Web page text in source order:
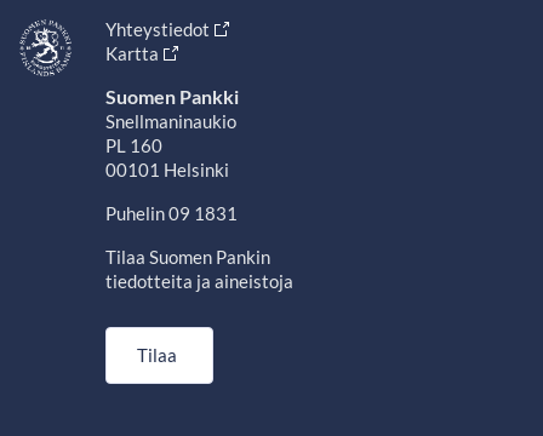
Yhteystiedot
Kartta
Suomen Pankki
Snellmaninaukio
PL 160
00101 Helsinki
Puhelin 09 1831
Tilaa Suomen Pankin
tiedotteita ja aineistoja
Tilaa